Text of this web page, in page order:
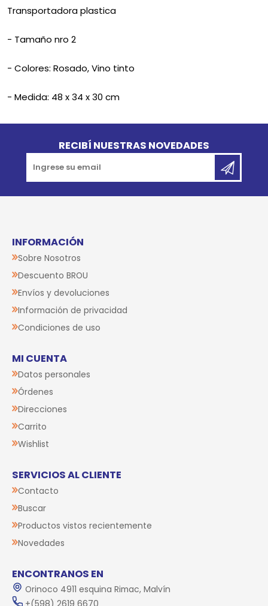
Transportadora plastica
- Tamaño nro 2
- Colores: Rosado, Vino tinto
- Medida: 48 x 34 x 30 cm
RECIBÍ NUESTRAS NOVEDADES
INFORMACIÓN
Sobre Nosotros
Descuento BROU
Envíos y devoluciones
Información de privacidad
Condiciones de uso
MI CUENTA
Datos personales
Órdenes
Direcciones
Carrito
Wishlist
SERVICIOS AL CLIENTE
Contacto
Buscar
Productos vistos recientemente
Novedades
ENCONTRANOS EN
Orinoco 4911 esquina Rimac, Malvín